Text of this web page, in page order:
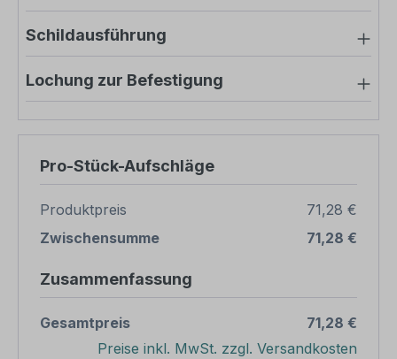
Schildausführung
Lochung zur Befestigung
Pro-Stück-Aufschläge
Produktpreis
71,28 €
Zwischensumme
71,28 €
Zusammenfassung
Gesamtpreis
71,28 €
Preise inkl. MwSt. zzgl. Versandkosten